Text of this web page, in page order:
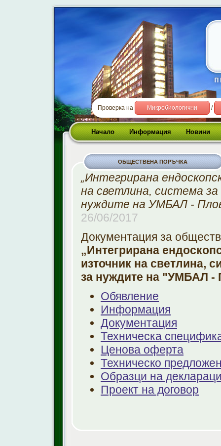
Проверка на Микробиологични /
Начало Информация Новини
ОБЩЕСТВЕНА ПОРЪЧКА
„Интегрирана
на светлина, система за
нуждите на УМБАЛ -
26/06/2017
Документация за
„Интегрирана
източник на светлина,
за нуждите на "УМБАЛ
Обявление
Информация
Документация
Техническа
Ценова оферта
Техническо
Образци на
Проект на договор